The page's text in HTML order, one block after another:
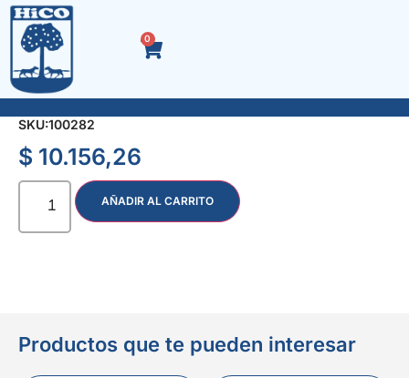
0
ADAPTADOR 3/4″ H x 1/2″ M 3770
SKU:100282
$ 10.156,26
AÑADIR AL CARRITO
Productos que te pueden interesar